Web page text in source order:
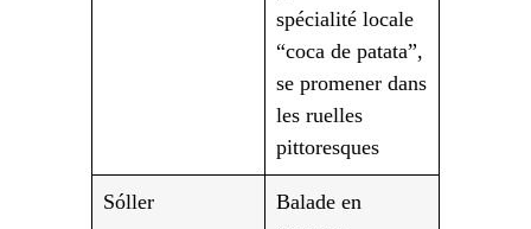
spécialité locale
“coca de patata”,
se promener dans
les ruelles
pittoresques
Sóller
Balade en